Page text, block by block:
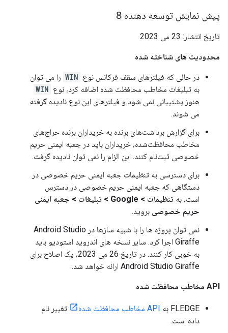
پیش نمایش توسعه دهنده 8
تاریخ انتشار: 23 می 2023
محدودیت های شناخته شده
در حالی که فیلترهای سقف فرکانس نوع WIN را می توان
به تبلیغات مخاطب محافظت شده اضافه کرد، نوع WIN
هنوز پشتیبانی نمی شود و فیلترهای این نوع نادیده گرفته
می شوند.
برای گزارش برداشت‌های برنده به خریداران برنده حراج‌های
مخاطب محافظت‌شده، خریداران باید در جعبه ایمنی حریم
خصوصی ثبت‌نام کنند. این الزام را نمی توان نادیده گرفت.
برای دسترسی به تنظیمات جعبه ایمنی حریم خصوصی در
دستگاهی که جعبه ایمنی حریم خصوصی در دسترس
است، به
تنظیمات > Google > تبلیغات > جعبه ایمنی
حریم خصوصی بروید.
نمی توان پروژه ها را با شبیه سازها در Android Studio
Giraffe اجرا کرد. سایر نسخه های اندروید استودیو باید
به خوبی کار کنند. در تاریخ 26 می 2023، یک اصلاح برای
Android Studio Giraffe ارائه خواهد شد.
API مخاطب محافظت شده
FLEDGE به API مخاطب محافظت شده
تغییر نام
داده است.